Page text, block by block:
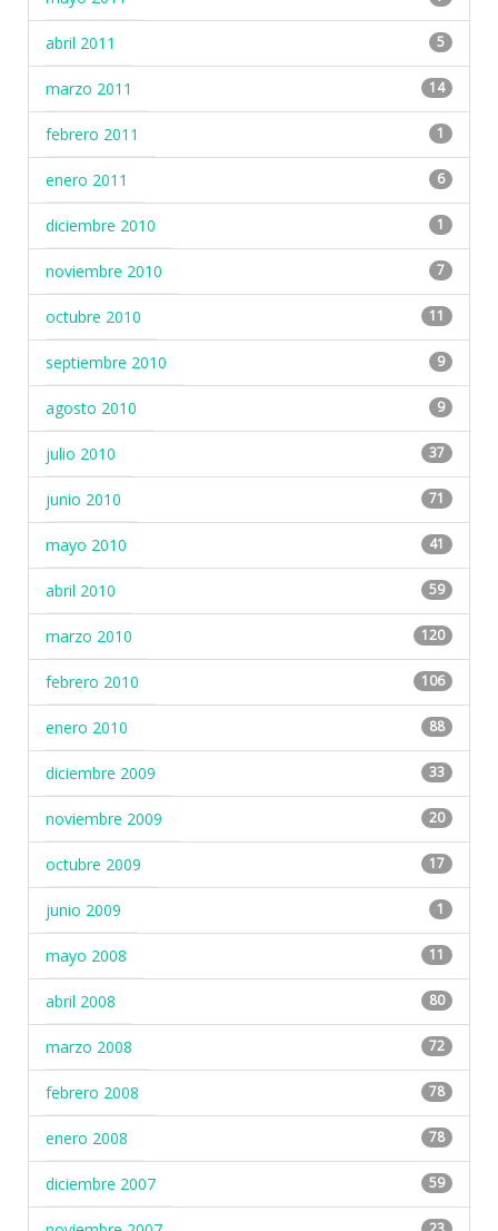
abril 2011 5
marzo 2011 14
febrero 2011 1
enero 2011 6
diciembre 2010 1
noviembre 2010 7
octubre 2010 11
septiembre 2010 9
agosto 2010 9
julio 2010 37
junio 2010 71
mayo 2010 41
abril 2010 59
marzo 2010 120
febrero 2010 106
enero 2010 88
diciembre 2009 33
noviembre 2009 20
octubre 2009 17
junio 2009 1
mayo 2008 11
abril 2008 80
marzo 2008 72
febrero 2008 78
enero 2008 78
diciembre 2007 59